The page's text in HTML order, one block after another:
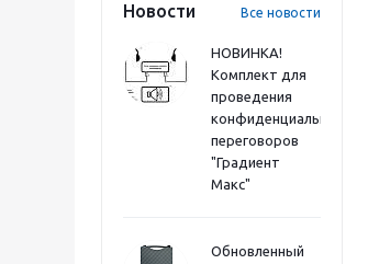
Новости Все новости
НОВИНКА!
Комплект для
проведения
конфиденциальных
переговоров
"Градиент
Макс"
Обновленный